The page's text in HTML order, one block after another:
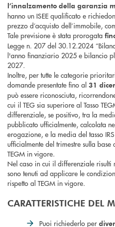
l’innalzamento della garanzia
hanno un ISEE qualificato e
prezzo d’acquisto dell’immobile,
Tale previsione è stata prorogata
Legge n. 207 del 30.12.2024
l'anno finanziario 2025 e bilancio
2027.
Inoltre, per tutte le categorie
domande presentate fino al 31
può essere riconosciuta,
cui il TEG sia superiore al Tasso
differenziale, se positivo, tra la
pubblicato ufficialmente, calcolata
erogazione, e la media del tasso
ufficialmente del trimestre sulla
TEGM in vigore.
Nel caso in cui il differenziale
sono tenuti ad applicare le
rispetto al TEGM in vigore.
CARATTERISTICHE DEL
Puoi richiederlo per